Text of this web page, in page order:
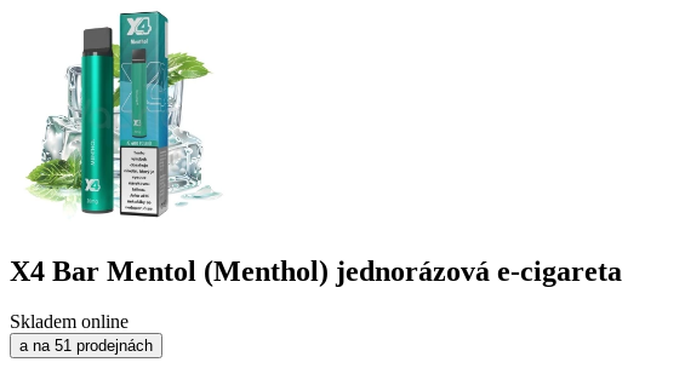
X4 Bar Mentol (Menthol) jednorázová e-cigareta
Skladem online
a na 51 prodejnách